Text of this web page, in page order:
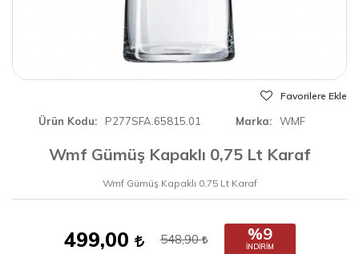
Favorilere Ekle
Ürün Kodu P277SFA.65815.01 Marka WMF
Wmf Gümüş Kapaklı 0,75 Lt Karaf
Wmf Gümüş Kapaklı 0,75 Lt Karaf
499,00 548,90 %9
İNDIRIM